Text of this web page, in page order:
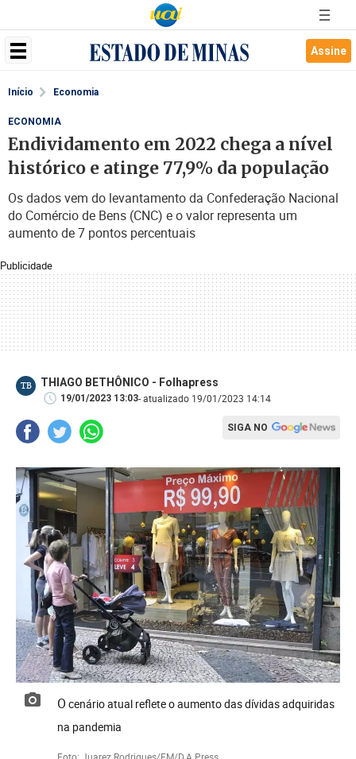
Assine
Início Economia
Publicidade
ECONOMIA
Endividamento em 2022 chega a nível
histórico e atinge 77,9% da população
Os dados vem do levantamento da Confederação Nacional
do Comércio de Bens (CNC) e o valor representa um
aumento de 7 pontos percentuais
TB THIAGO BETHÔNICO - Folhapress
19/01/2023 13:03- atualizado 19/01/2023 14:14
SIGA NO
O cenário atual reflete o aumento das dívidas adquiridas
na pandemia
Foto: Juarez Rodrigues/EM/D.A Press